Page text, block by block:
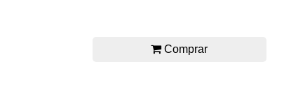
Comprar